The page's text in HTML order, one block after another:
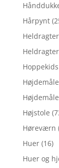
Hårpynt
Heldragter
Hoppekids
Højstole
Høreværn
Huer (16)
Huer og